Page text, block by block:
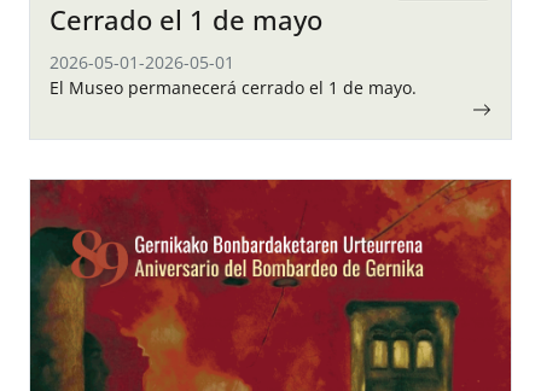
Cerrado el 1 de mayo
2026-05-01-2026-05-01
El Museo permanecerá cerrado el 1 de mayo.